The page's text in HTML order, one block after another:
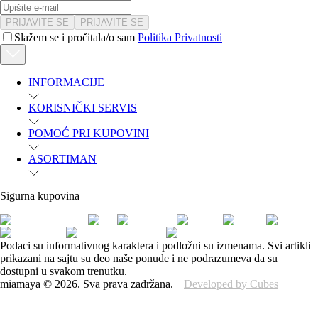
PRIJAVITE SE PRIJAVITE SE
Slažem se i pročitala/o sam Politika Privatnosti
INFORMACIJE
KORISNIČKI SERVIS
POMOĆ PRI KUPOVINI
ASORTIMAN
Sigurna kupovina
Podaci su informativnog karaktera i podložni su izmenama. Svi artikli
prikazani na sajtu su deo naše ponude i ne podrazumeva da su
dostupni u svakom trenutku.
miamaya © 2026. Sva prava zadržana. Developed by Cubes